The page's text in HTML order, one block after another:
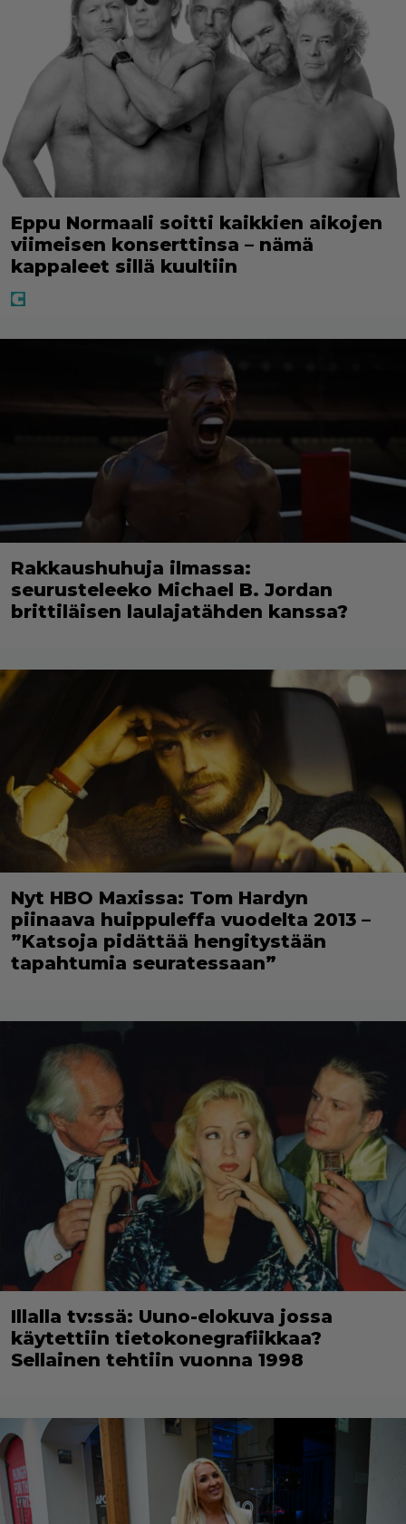
Eppu Normaali soitti kaikkien aikojen
viimeisen konserttinsa – nämä
kappaleet sillä kuultiin
Rakkaushuhuja ilmassa:
seurusteleeko Michael B. Jordan
brittiläisen laulajatähden kanssa?
Nyt HBO Maxissa: Tom Hardyn
piinaava huippuleffa vuodelta 2013 –
”Katsoja pidättää hengitystään
tapahtumia seuratessaan”
Illalla tv:ssä: Uuno-elokuva jossa
käytettiin tietokonegrafiikkaa?
Sellainen tehtiin vuonna 1998